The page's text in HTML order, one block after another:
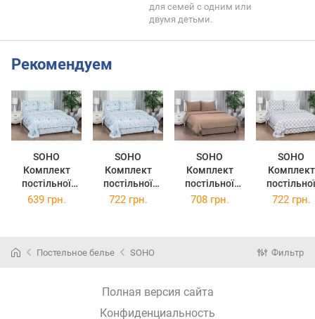
для семей с одним или
двумя детьми.
Рекомендуем
SOHO
Комплект
постільної
білизни
(PATTERN 12-
SOHO
Комплект
постільної
білизни
(PATTERN 12-
SOHO
Комплект
постільної
білизни
SOHO
Комплект
постільної
білизни євро
E)
639 грн. 722 грн. 708 грн. 722 грн.
Постельное белье SOHO Фильтр
Полная версия сайта
Конфиденциальность